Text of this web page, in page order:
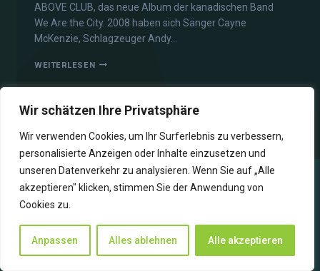
Wir schätzen Ihre Privatsphäre
Wir verwenden Cookies, um Ihr Surferlebnis zu verbessern,
personalisierte Anzeigen oder Inhalte einzusetzen und
unseren Datenverkehr zu analysieren. Wenn Sie auf „Alle
akzeptieren" klicken, stimmen Sie der Anwendung von
Cookies zu.
Anpassen Alles ablehnen Alle akzeptieren
ABOVE CLUB, das neue Album der kanadischen Band
We Are the City. 2008 haben sich Sänger Cayne
McKenzie, Schlagzeuger Andy…
WEITERLESEN